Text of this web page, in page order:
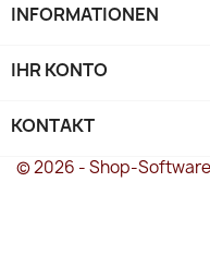
INFORMATIONEN
IHR KONTO
KONTAKT
© 2026 - Shop-